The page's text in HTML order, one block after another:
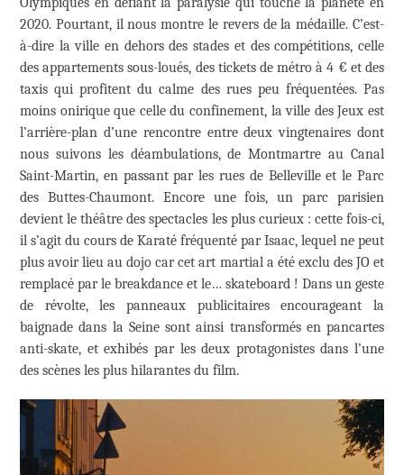
2020. Pourtant, il nous montre le revers de la médaille. C’est-
à-dire la ville en dehors des stades et des compétitions, celle
des appartements sous-loués, des tickets de métro à 4 € et des
taxis qui profitent du calme des rues peu fréquentées. Pas
moins onirique que celle du confinement, la ville des Jeux est
l’arrière-plan d’une rencontre entre deux vingtenaires dont
nous suivons les déambulations, de Montmartre au Canal
Saint-Martin, en passant par les rues de Belleville et le Parc
des Buttes-Chaumont. Encore une fois, un parc parisien
devient le théâtre des spectacles les plus curieux : cette fois-ci,
il s’agit du cours de Karaté fréquenté par Isaac, lequel ne peut
plus avoir lieu au dojo car cet art martial a été exclu des JO et
remplacé par le breakdance et le… skateboard ! Dans un geste
de révolte, les panneaux publicitaires encourageant la
baignade dans la Seine sont ainsi transformés en pancartes
anti-skate, et exhibés par les deux protagonistes dans l’une
des scènes les plus hilarantes du film.